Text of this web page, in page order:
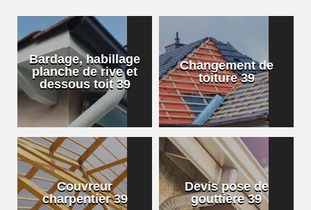
Bardage, habillage
planche de rive et
dessous toit 39
Changement de
toiture 39
Couvreur
charpentier 39
Devis pose de
gouttière 39